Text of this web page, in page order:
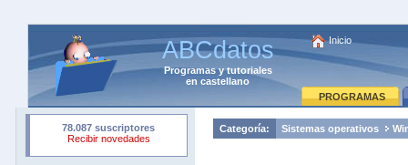
ABCdatos
Programasytutoriales
en castellano
Inicio
PROGRAMAS
Categoría: Sistemas operativos